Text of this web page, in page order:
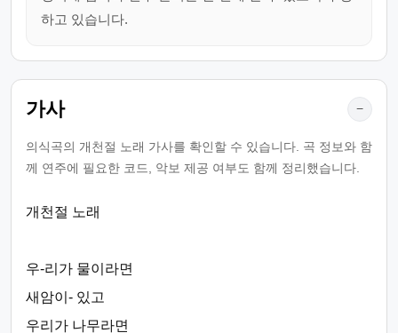
하고 있습니다.
가사 −
의식곡의 개천절 노래 가사를 확인할 수 있습니다. 곡 정보와 함
께 연주에 필요한 코드, 악보 제공 여부도 함께 정리했습니다.
개천절 노래
우-리가 물이라면
새암이- 있고
우리가 나무라면